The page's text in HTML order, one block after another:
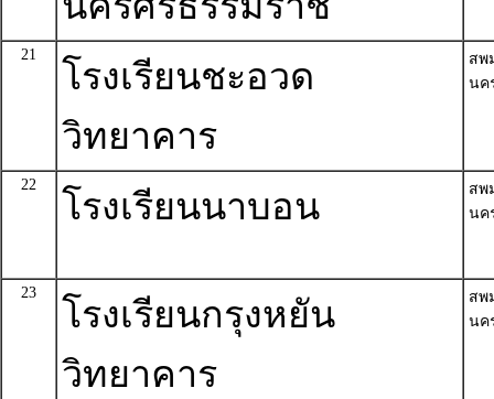
21
โรงเรียนชะอวด
วิทยาคาร
สพ
นค
22
โรงเรียนนาบอน
สพ
นค
23
โรงเรียนกรุงหยัน
วิทยาคาร
สพ
นค